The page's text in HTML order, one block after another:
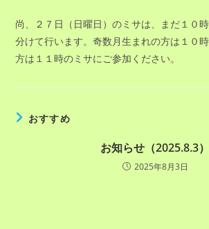
尚、２７日（日曜日）のミサは、まだ１０
分けて行います。奇数月生まれの方は１０
方は１１時のミサにご参加ください。
おすすめ
お知らせ（2025.8.3）
2025年8月3日